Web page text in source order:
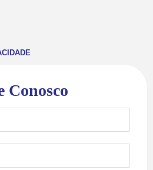
Conosco